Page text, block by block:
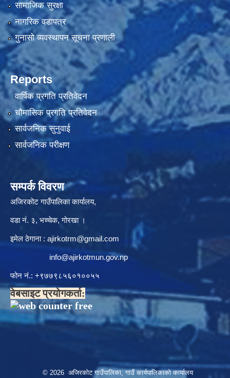
सामाजिक सुरक्षा
नागरिक वडापत्र
गुनासो व्यवस्थापन सूचना प्रणाली
Reports
वार्षिक प्रगति प्रतिवेदन
चौमासिक प्रगति प्रतिवेदन
सार्वजनिक सुनुवाई
सार्वजनिक परीक्षण
सम्पर्क विवरण
अजिरकोट गाउँपालिका कार्यालय,
वडा नं. ३, भच्चेक, गोरखा ।
इमेल ठेगाना : ajirkotrm@gmail.com
info@ajirkotmun.gov.np
फोन नं.: ‍‌+९७७९८५६०१००५५
वेबसाइट प्रयोगकर्ता:
© 2026 अजिरकोट गाउँपालिका, गाउँ कार्यपालिकाको कार्यालय